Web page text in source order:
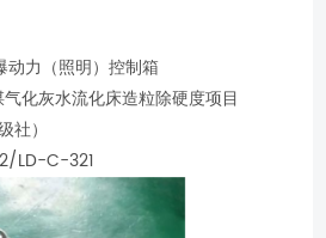
力（照明）控制箱
化灰水流化床造粒除硬度项目
社）
LD-C-321